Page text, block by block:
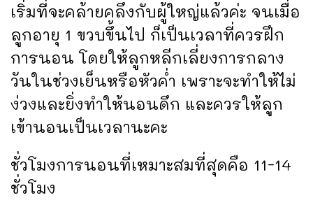
เริ่มที่จะคล้ายคลึงกับผู้ใหญ่แล้วค่ะ จนเมื่อ
ลูกอายุ 1 ขวบขึ้นไป ก็เป็นเวลาที่ควรฝึก
การนอน โดยให้ลูกหลีกเลี่ยงการกลาง
วันในช่วงเย็นหรือหัวค่ำ เพราะจะทำให้ไม่
ง่วงและยิ่งทำให้นอนดึก และควรให้ลูก
เข้านอนเป็นเวลานะคะ
ชั่วโมงการนอนที่เหมาะสมที่สุดคือ 11-14
ชั่วโมง